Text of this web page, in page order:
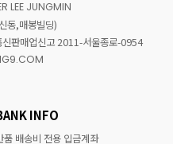
LEE JUNGMIN
동,매봉빌딩)
판매업신고 2011-서울종로-0954
INFO
품 배송비 전용 입금계좌